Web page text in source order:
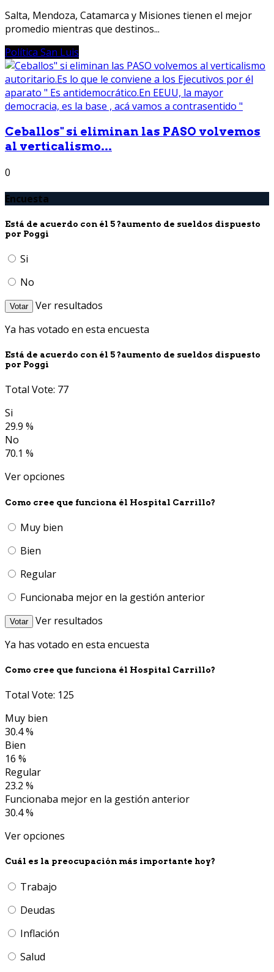
Salta, Mendoza, Catamarca y Misiones tienen el mejor
promedio mientras que destinos...
Política San Luis
Ceballos" si eliminan las PASO volvemos
al verticalismo...
0
Encuesta
Está de acuerdo con él 5 ?aumento de sueldos dispuesto
por Poggi
Si
No
Votar
Ver resultados
Ya has votado en esta encuesta
Está de acuerdo con él 5 ?aumento de sueldos dispuesto
por Poggi
Total Vote: 77
Si
29.9 %
No
70.1 %
Ver opciones
Como cree que funciona él Hospital Carrillo?
Muy bien
Bien
Regular
Funcionaba mejor en la gestión anterior
Votar
Ver resultados
Ya has votado en esta encuesta
Como cree que funciona él Hospital Carrillo?
Total Vote: 125
Muy bien
30.4 %
Bien
16 %
Regular
23.2 %
Funcionaba mejor en la gestión anterior
30.4 %
Ver opciones
Cuál es la preocupación más importante hoy?
Trabajo
Deudas
Inflación
Salud